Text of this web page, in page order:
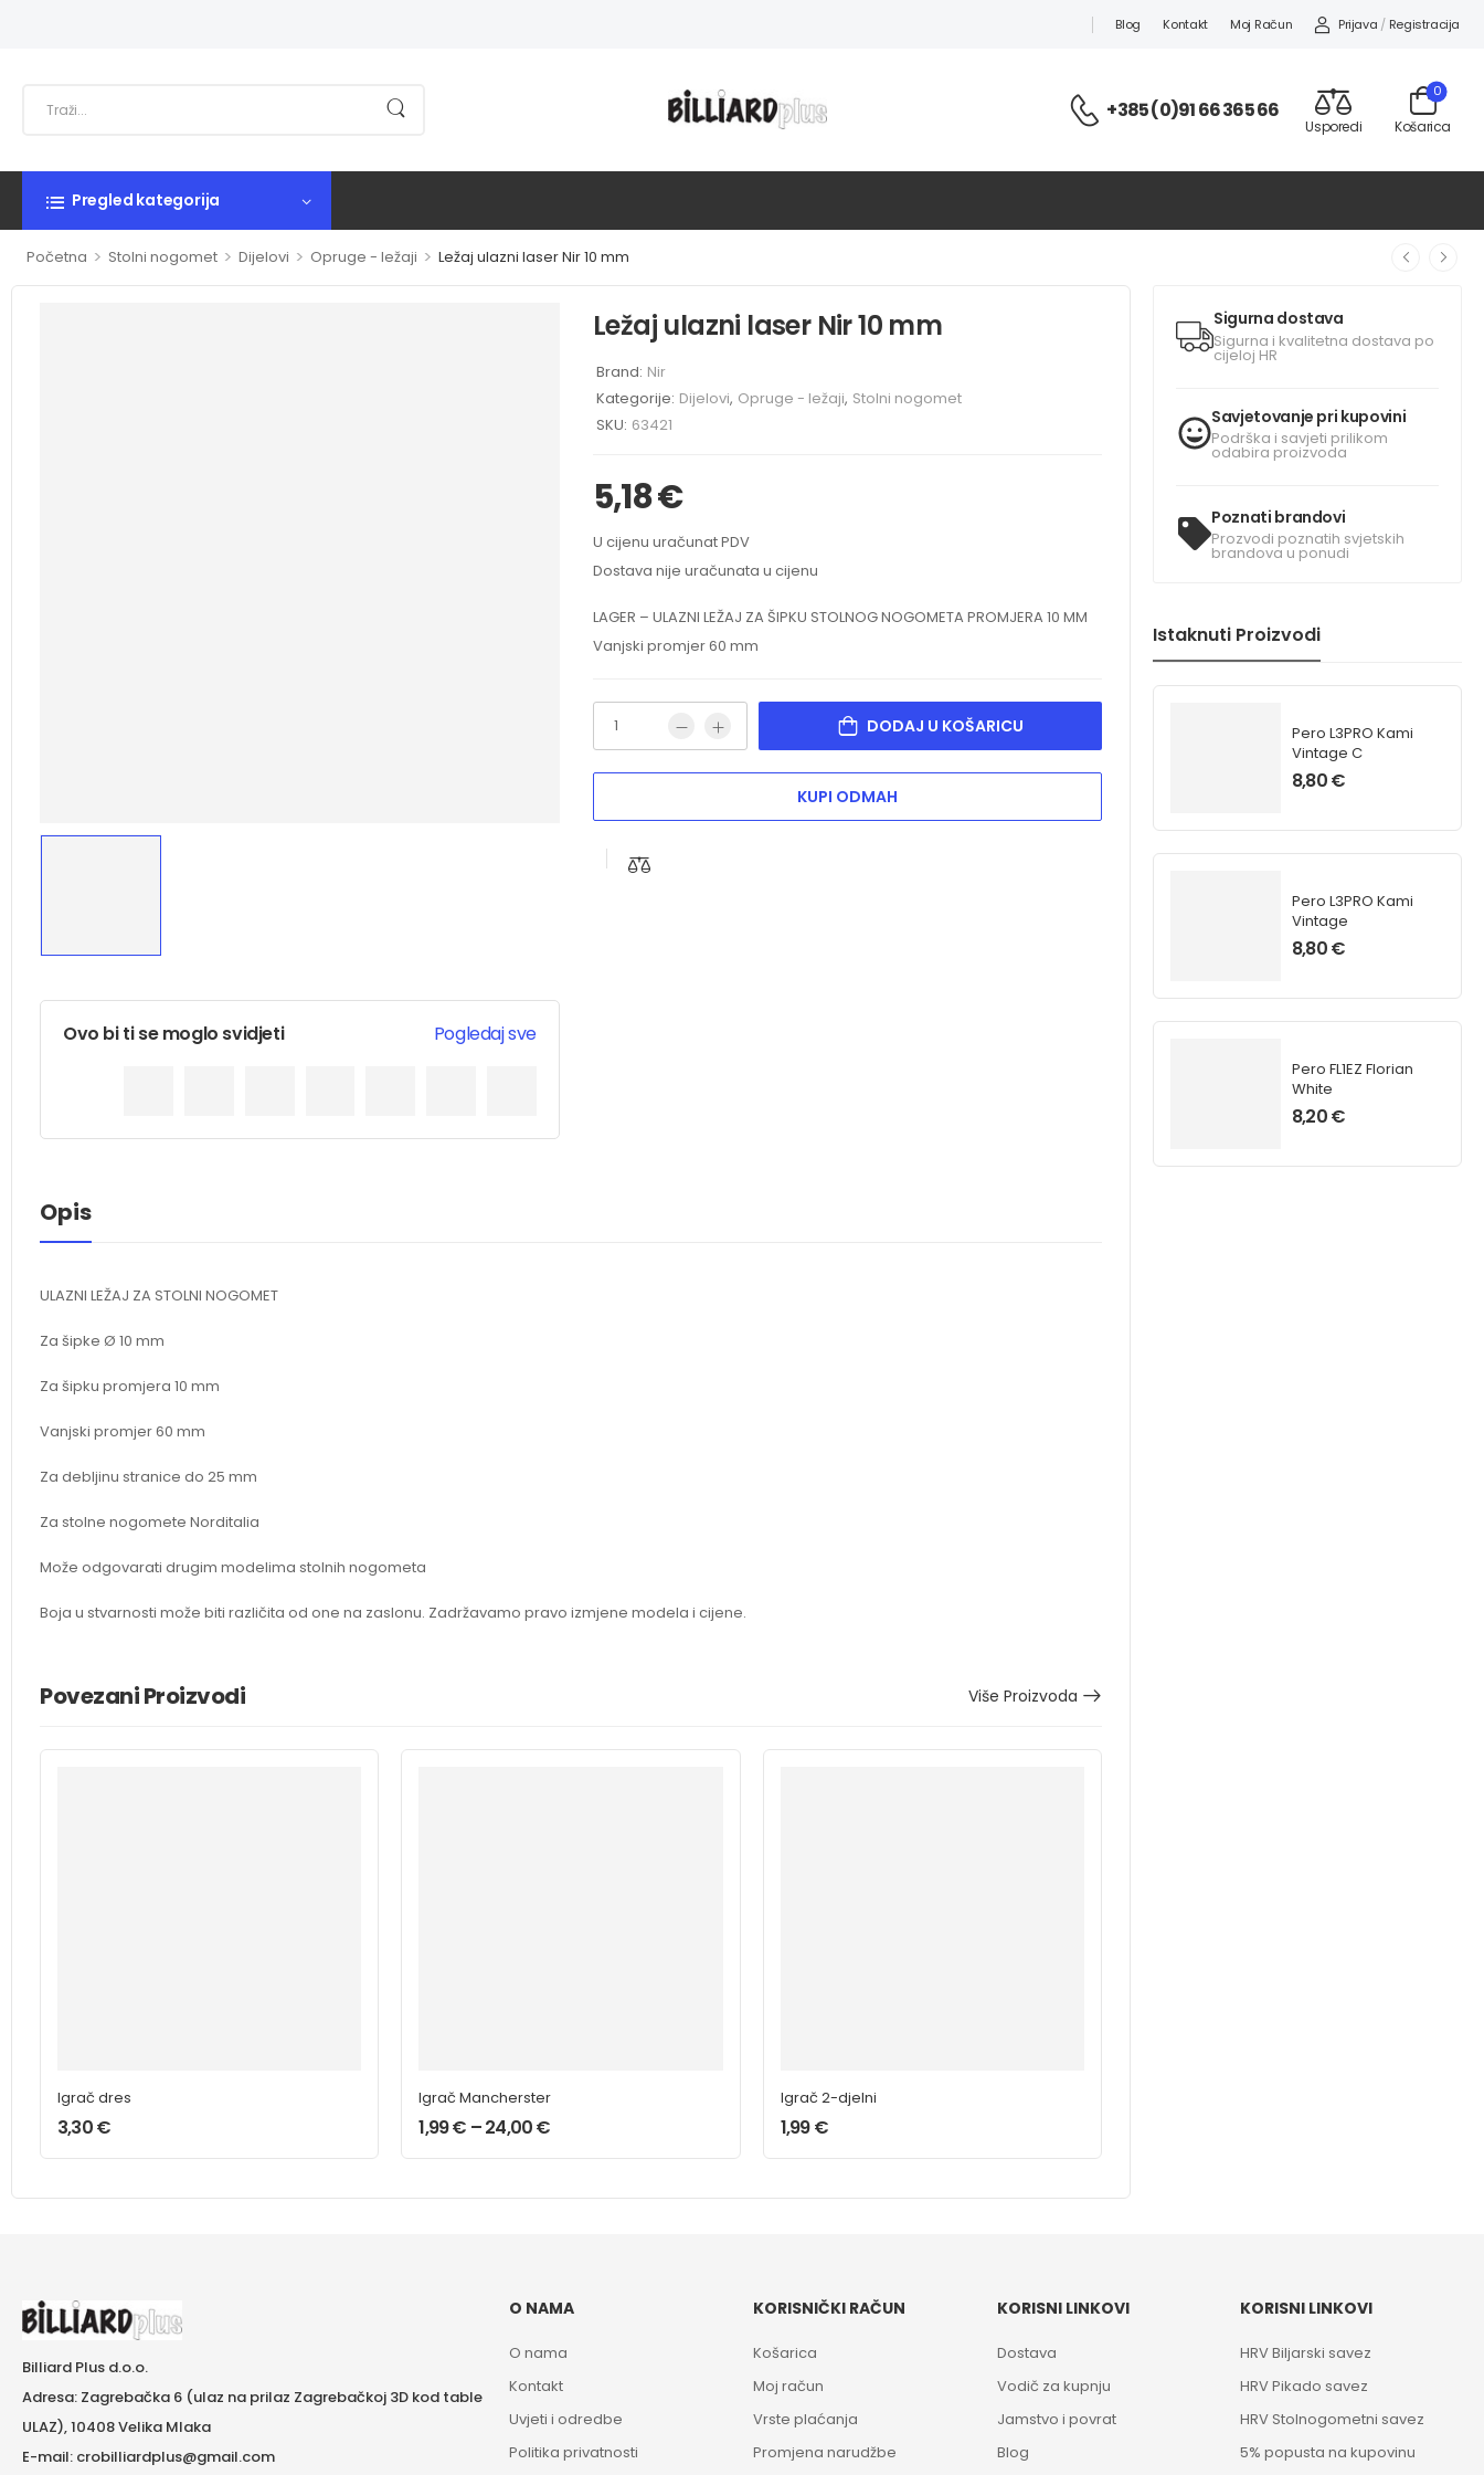
Blog Kontakt Moj Račun Prijava / Registracija
+385 (0)91 66 365 66
Usporedi Košarica
0
Pregled kategorija
Početna > Stolni nogomet > Dijelovi > Opruge - ležaji > Ležaj ulazni laser Nir 10 mm
Sigurna dostava
Sigurna i kvalitetna dostava po
cijeloj HR
Savjetovanje pri kupovini
Podrška i savjeti prilikom
odabira proizvoda
Poznati brandovi
Prozvodi poznatih svjetskih
brandova u ponudi
Istaknuti Proizvodi
Pero L3PRO Kami
Vintage C
8,80€
Pero L3PRO Kami
Vintage
8,80€
Pero FL1EZ Florian
White
8,20€
Ovo bi ti se moglo svidjeti Pogledaj sve
Ležaj ulazni laser Nir 10 mm
Brand: Nir
Kategorije: Dijelovi, Opruge - ležaji, Stolni nogomet
SKU: 63421
5,18€
U cijenu uračunat PDV
Dostava nije uračunata u cijenu
LAGER – ULAZNI LEŽAJ ZA ŠIPKU STOLNOG NOGOMETA PROMJERA 10 MM
Vanjski promjer 60 mm
DODAJ U KOŠARICU
KUPI ODMAH
Opis
ULAZNI LEŽAJ ZA STOLNI NOGOMET
Za šipke Ø 10 mm
Za šipku promjera 10 mm
Vanjski promjer 60 mm
Za debljinu stranice do 25 mm
Za stolne nogomete Norditalia
Može odgovarati drugim modelima stolnih nogometa
Boja u stvarnosti može biti različita od one na zaslonu. Zadržavamo pravo izmjene modela i cijene.
Povezani Proizvodi Više Proizvoda
Igrač dres
3,30€
Igrač Mancherster
1,99€ –24,00€
Igrač 2-djelni
1,99€
Billiard Plus d.o.o.
Adresa: Zagrebačka 6 (ulaz na prilaz Zagrebačkoj 3D kod table
ULAZ), 10408 Velika Mlaka
E-mail: crobilliardplus@gmail.com
O NAMA
O nama
Kontakt
Uvjeti i odredbe
Politika privatnosti
KORISNIČKI RAČUN
Košarica
Moj račun
Vrste plaćanja
Promjena narudžbe
KORISNI LINKOVI
Dostava
Vodič za kupnju
Jamstvo i povrat
Blog
KORISNI LINKOVI
HRV Biljarski savez
HRV Pikado savez
HRV Stolnogometni savez
5% popusta na kupovinu